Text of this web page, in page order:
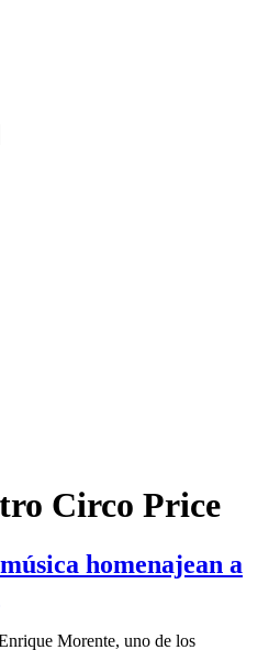
Circo Price
homenajean a
Morente, uno de los